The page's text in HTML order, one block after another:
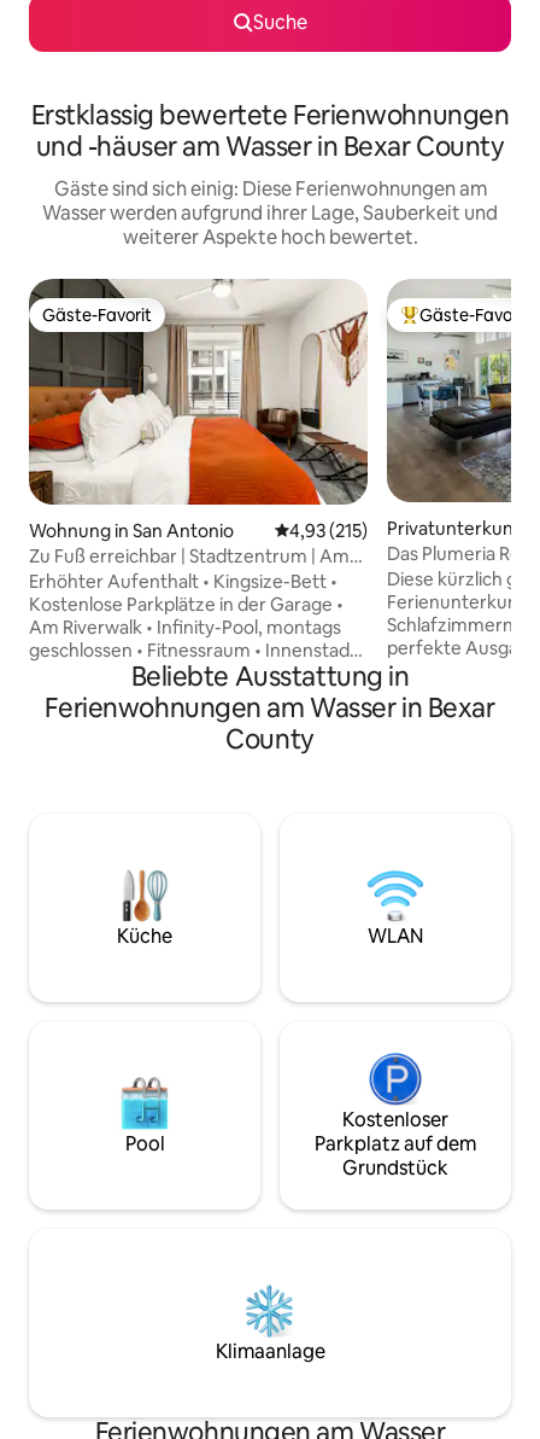
Suche
Erstklassig bewertete Ferienwohnungen
und -häuser am Wasser in Bexar County
Gäste sind sich einig: Diese Ferienwohnungen am
Wasser werden aufgrund ihrer Lage, Sauberkeit und
weiterer Aspekte hoch bewertet.
Gäste-Favorit
Gäste-Favorit
Wohnung in San Antonio Durchschnittliche Bewertung:
4,93 (215)
Zu Fuß erreichbar | Stadtzentrum | Am
Flussufer | Pool | Fitnessraum
Erhöhter Aufenthalt • Kingsize-Bett •
Kostenlose Parkplätze in der Garage •
Am Riverwalk • Infinity-Pool, montags
geschlossen • Fitnessraum • Innenstadt
zu Fuß erreichbar • Blick auf die Skyline •
95 Walk Score • In der Nähe von Alamo &
Peal • Erstklassige Lage In unserer
Inseratsbeschreibung und in den
Ankunft in der Unterkunft zu erhalten.
Details zum Mietvertrag für Gäste
findest du in den Hausregeln. (Bei
21 Nächten oder mehr ist eine Reinigung
Beliebter Gäste-
Gäste-Favorit
Privatunterkunft
o
Das Plumeria
Diese kürzlich
Ferienunterkunft
Schlafzimmern
perfekte
erholsamen
oder Freunden! Diese Unterkunft
verfügt über
Wanderwegen,
Einkaufen/
***Frage uns
optionalen
im 1. Stock und
Beliebte Ausstattung in
Ferienwohnungen am Wasser in Bexar
County
Küche WLAN
Pool
Kostenloser
Parkplatz auf dem
Grundstück
Klimaanlage